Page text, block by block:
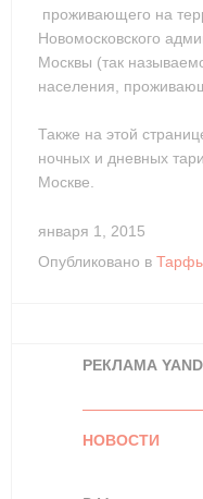
проживающего на
Новомосковского
Москвы (так
населения,
Также на этой
ночных и дневных
Москве.
января 1, 2015
Опубликовано в Тарфы
РЕКЛАМА
НОВОСТИ